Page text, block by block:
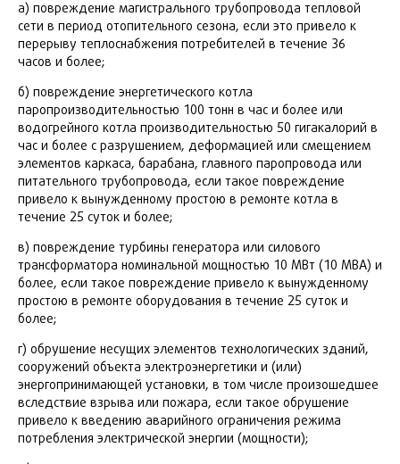
а) повреждение магистрального трубопровода тепловой
сети в период отопительного сезона, если это привело к
перерыву теплоснабжения потребителей в течение 36
часов и более;
б) повреждение энергетического котла
паропроизводительностью 100 тонн в час и более или
водогрейного котла производительностью 50 гигакалорий в
час и более с разрушением, деформацией или смещением
элементов каркаса, барабана, главного паропровода или
питательного трубопровода, если такое повреждение
привело к вынужденному простою в ремонте котла в
течение 25 суток и более;
в) повреждение турбины генератора или силового
трансформатора номинальной мощностью 10 МВт (10 МВА) и
более, если такое повреждение привело к вынужденному
простою в ремонте оборудования в течение 25 суток и
более;
г) обрушение несущих элементов технологических зданий,
сооружений объекта электроэнергетики и (или)
энергопринимающей установки, в том числе произошедшее
вследствие взрыва или пожара, если такое обрушение
привело к введению аварийного ограничения режима
потребления электрической энергии (мощности);